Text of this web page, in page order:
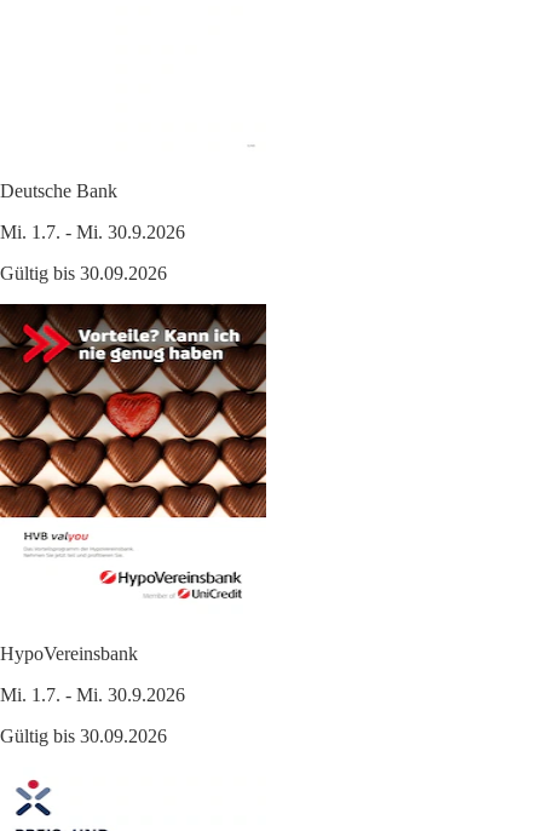
Deutsche Bank
Mi. 1.7. - Mi. 30.9.2026
Gültig bis 30.09.2026
HypoVereinsbank
Mi. 1.7. - Mi. 30.9.2026
Gültig bis 30.09.2026